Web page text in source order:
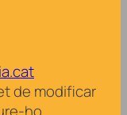
de modificar